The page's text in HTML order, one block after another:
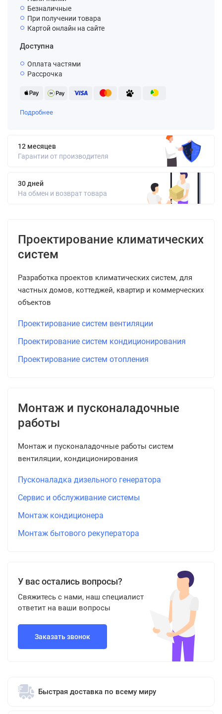
Безналичные
При получении товара
Картой онлайн на сайте
Доступна
Оплата частями
Рассрочка
Подробнее
12 месяцев
Гарантии от производителя
30 дней
На обмен и возврат товара
Проектирование климатических
систем
Разработка проектов климатических систем, для
частных домов, коттеджей, квартир и коммерческих
объектов
Проектирование систем вентиляции
Проектирование систем кондиционирования
Проектирование систем отопления
Монтаж и пусконаладочные
работы
Монтаж и пусконаладочные работы систем
вентиляции, кондиционирования
Пусконаладка дизельного генератора
Сервис и обслуживание системы
Монтаж кондиционера
Монтаж бытового рекуператора
У вас остались вопросы?
Свяжитесь с нами, наш специалист
ответит на ваши вопросы
Заказать звонок
Быстрая доставка по всему миру